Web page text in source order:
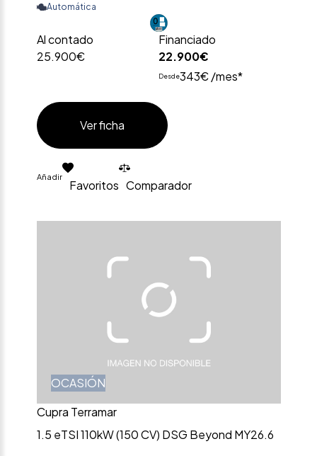
Automática
Al contado
25.900€
Financiado
22.900€
Desde343€ /mes*
Ver ficha
Añadir
Favoritos Comparador
OCASIÓN
Cupra Terramar
1.5 eTSI 110kW (150 CV) DSG Beyond MY26.6